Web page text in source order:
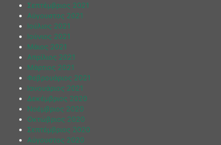
Σεπτέμβριος 2021
Αύγουστος 2021
Ιούλιος 2021
Ιούνιος 2021
Μάιος 2021
Απρίλιος 2021
Μάρτιος 2021
Φεβρουάριος 2021
Ιανουάριος 2021
Δεκέμβριος 2020
Νοέμβριος 2020
Οκτώβριος 2020
Σεπτέμβριος 2020
Αύγουστος 2020